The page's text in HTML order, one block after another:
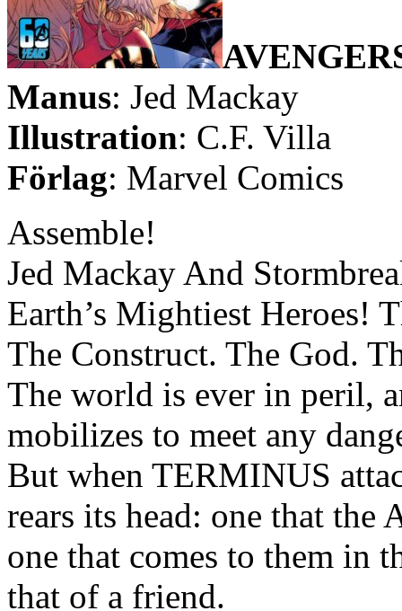
Manus: Jed Mackay
Illustration: C.F. Villa
Förlag: Marvel Comics
Assemble!
Jed Mackay And
Earth’s Mightiest Heroes!
The Construct. The God.
The world is ever in peril,
mobilizes to meet any
But when TERMINUS
rears its head: one that the
one that comes to them in
that of a friend.